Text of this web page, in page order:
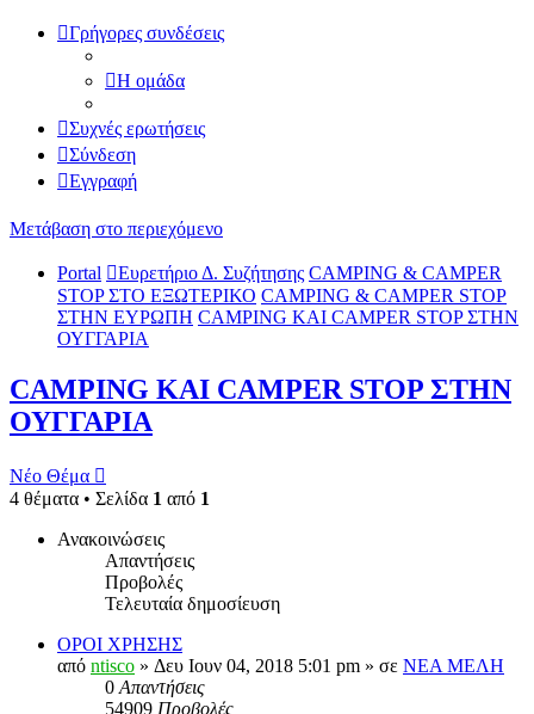
Γρήγορες συνδέσεις
Η ομάδα
Συχνές ερωτήσεις
Σύνδεση
Εγγραφή
Μετάβαση στο περιεχόμενο
Portal Ευρετήριο Δ. Συζήτησης CAMPING & CAMPER
STOP ΣΤΟ ΕΞΩΤΕΡΙΚΟ CAMPING & CAMPER STOP
ΣΤΗΝ ΕΥΡΩΠΗ CAMPING KAI CAMPER STOP ΣΤΗΝ
ΟΥΓΓΑΡΙΑ
CAMPING KAI CAMPER STOP ΣΤΗΝ
ΟΥΓΓΑΡΙΑ
Νέο Θέμα
4 θέματα • Σελίδα 1 από 1
Ανακοινώσεις
Απαντήσεις
Προβολές
Τελευταία δημοσίευση
ΟΡΟΙ ΧΡΗΣΗΣ
από ntisco » Δευ Ιουν 04, 2018 5:01 pm » σε ΝΕΑ ΜΕΛΗ
0 Απαντήσεις
54909 Προβολές